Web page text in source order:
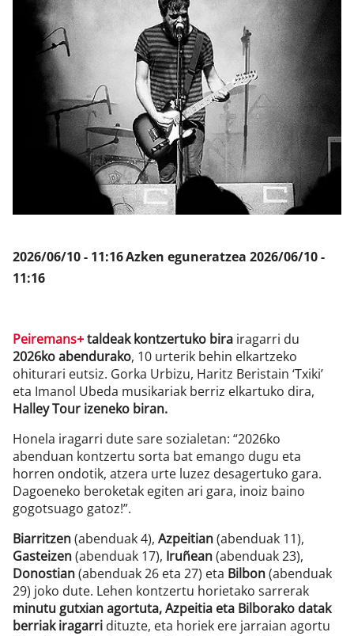
Klisk
2026/06/10 - 11:16Azken eguneratzea 2026/06/10 -
11:16
Peiremans+taldeak kontzertuko bira iragarri du
2026ko abendurako, 10 urterik behin elkartzeko
ohiturari eutsiz. Gorka Urbizu, Haritz Beristain ‘Txiki’
eta Imanol Ubeda musikariak berriz elkartuko dira,
Halley Tour izeneko biran.
Honela iragarri dute sare sozialetan: “2026ko
abenduan kontzertu sorta bat emango dugu eta
horren ondotik, atzera urte luzez desagertuko gara.
Dagoeneko beroketak egiten ari gara, inoiz baino
gogotsuago gatoz!”.
Biarritzen(abenduak 4), Azpeitian(abenduak 11),
Gasteizen(abenduak 17), Iruñean(abenduak 23),
Donostian(abenduak 26 eta 27) eta Bilbon(abenduak
29) joko dute. Lehen kontzertu horietako sarrerak
minutu gutxian agortuta, Azpeitia eta Bilborako datak
berriak iragarri dituzte, eta horiek ere jarraian agortu